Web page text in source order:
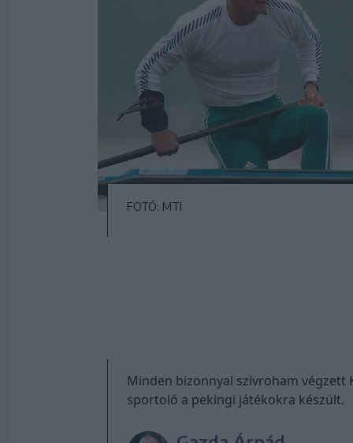
FOTÓ: MTI
Minden bizonnyal szívroham végzett
sportoló a pekingi játékokra készült.